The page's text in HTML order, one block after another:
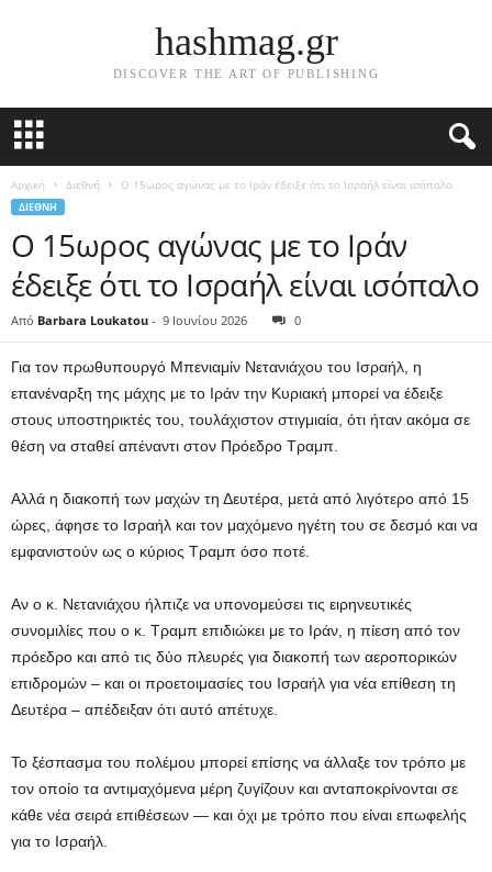
hashmag.gr
DISCOVER THE ART OF PUBLISHING
Αρχική Διεθνή Ο 15ωρος αγώνας με το Ιράν έδειξε ότι το Ισραήλ είναι ισόπαλο
ΔΙΕΘΝΉ
Ο 15ωρος αγώνας με το Ιράν
έδειξε ότι το Ισραήλ είναι ισόπαλο
Από Barbara Loukatou - 9 Ιουνίου 2026 0
Για τον πρωθυπουργό Μπενιαμίν Νετανιάχου του Ισραήλ, η
επανέναρξη της μάχης με το Ιράν την Κυριακή μπορεί να έδειξε
στους υποστηρικτές του, τουλάχιστον στιγμιαία, ότι ήταν ακόμα σε
θέση να σταθεί απέναντι στον Πρόεδρο Τραμπ.
Αλλά η διακοπή των μαχών τη Δευτέρα, μετά από λιγότερο από 15
ώρες, άφησε το Ισραήλ και τον μαχόμενο ηγέτη του σε δεσμό και να
εμφανιστούν ως ο κύριος Τραμπ όσο ποτέ.
Αν ο κ. Νετανιάχου ήλπιζε να υπονομεύσει τις ειρηνευτικές
συνομιλίες που ο κ. Τραμπ επιδιώκει με το Ιράν, η πίεση από τον
πρόεδρο και από τις δύο πλευρές για διακοπή των αεροπορικών
επιδρομών – και οι προετοιμασίες του Ισραήλ για νέα επίθεση τη
Δευτέρα – απέδειξαν ότι αυτό απέτυχε.
Το ξέσπασμα του πολέμου μπορεί επίσης να άλλαξε τον τρόπο με
τον οποίο τα αντιμαχόμενα μέρη ζυγίζουν και ανταποκρίνονται σε
κάθε νέα σειρά επιθέσεων — και όχι με τρόπο που είναι επωφελής
για το Ισραήλ.